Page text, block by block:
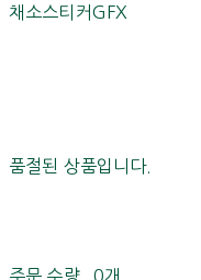
채소스티커GFX
품절된 상품입니다.
주문 수량 0개